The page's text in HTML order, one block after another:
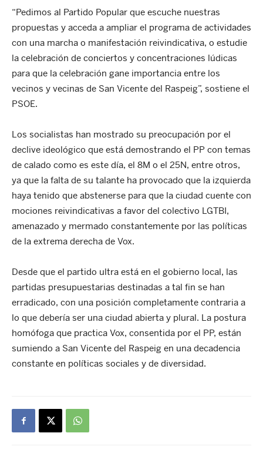
“Pedimos al Partido Popular que escuche nuestras
propuestas y acceda a ampliar el programa de actividades
con una marcha o manifestación reivindicativa, o estudie
la celebración de conciertos y concentraciones lúdicas
para que la celebración gane importancia entre los
vecinos y vecinas de San Vicente del Raspeig”, sostiene el
PSOE.
Los socialistas han mostrado su preocupación por el
declive ideológico que está demostrando el PP con temas
de calado como es este día, el 8M o el 25N, entre otros,
ya que la falta de su talante ha provocado que la izquierda
haya tenido que abstenerse para que la ciudad cuente con
mociones reivindicativas a favor del colectivo LGTBI,
amenazado y mermado constantemente por las políticas
de la extrema derecha de Vox.
Desde que el partido ultra está en el gobierno local, las
partidas presupuestarias destinadas a tal fin se han
erradicado, con una posición completamente contraria a
lo que debería ser una ciudad abierta y plural. La postura
homófoga que practica Vox, consentida por el PP, están
sumiendo a San Vicente del Raspeig en una decadencia
constante en políticas sociales y de diversidad.